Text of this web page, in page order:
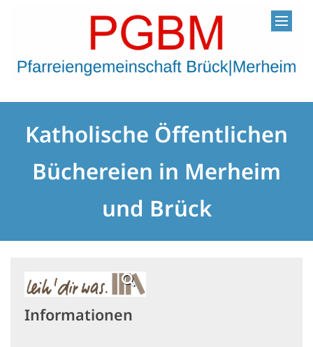
Katholische Öffentlichen
Büchereien in Merheim
und Brück
Informationen